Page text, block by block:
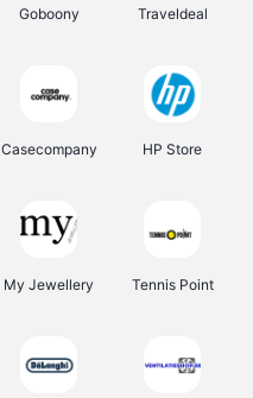
Goboony Traveldeal
Casecompany HP Store
My Jewellery Tennis Point